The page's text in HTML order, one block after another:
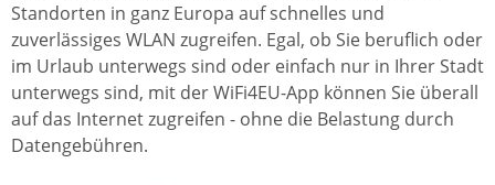
Standorten in ganz Europa auf schnelles und
zuverlässiges WLAN zugreifen. Egal, ob Sie beruflich oder
im Urlaub unterwegs sind oder einfach nur in Ihrer Stadt
unterwegs sind, mit der WiFi4EU-App können Sie überall
auf das Internet zugreifen - ohne die Belastung durch
Datengebühren.